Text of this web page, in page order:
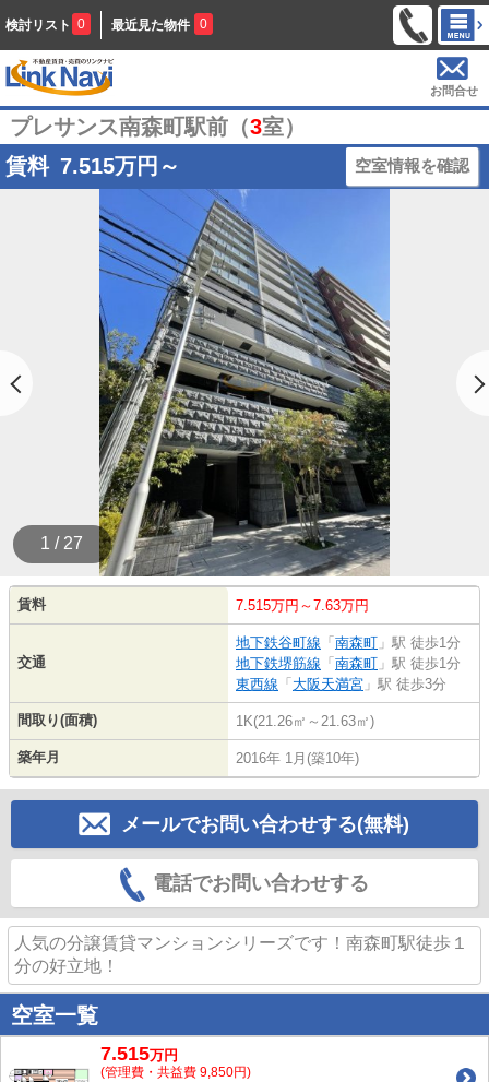
検討リスト 0 最近見た物件 0
お問合せ
プレサンス南森町駅前（3室）
賃料 7.515万円～ 空室情報を確認
1 / 27
賃料 7.515万円～7.63万円
交通
地下鉄谷町線 「 南森町 」駅 徒歩1分
地下鉄堺筋線 「 南森町 」駅 徒歩1分
東西線 「 大阪天満宮 」駅 徒歩3分
間取り(面積) 1K(21.26㎡～21.63㎡)
築年月 2016年 1月(築10年)
メールでお問い合わせする(無料)
電話でお問い合わせする
人気の分譲賃貸マンションシリーズです！南森町駅徒歩１
分の好立地！
空室一覧
7.515万円
(管理費・共益費 9,850円)